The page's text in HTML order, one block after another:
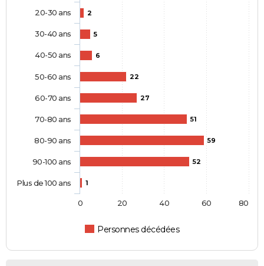
2
5
6
22
27
51
59
52
1
Personnes décédées
20-30 ans
30-40 ans
40-50 ans
50-60 ans
60-70 ans
70-80 ans
80-90 ans
90-100 ans
Plus de 100 ans
0 20 40 60 80